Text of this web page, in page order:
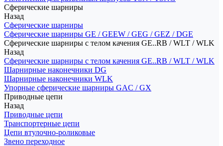
Сферические шарниры
Назад
Сферические шарниры
Сферические шарниры GE / GEEW / GEG / GEZ / DGE
Сферические шарниры с телом качения GE..RB / WLT / WLK
Назад
Сферические шарниры с телом качения GE..RB / WLT / WLK
Шарнирные наконечники DG
Шарнирные наконечники WLK
Упорные сферические шарниры GAC / GX
Приводные цепи
Назад
Приводные цепи
Транспортерные цепи
Цепи втулочно-роликовые
Звено переходное